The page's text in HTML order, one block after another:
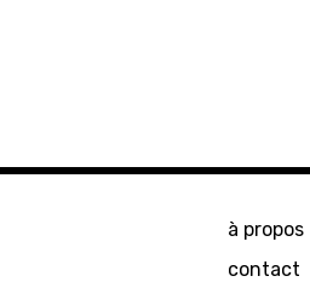
à propos
contact